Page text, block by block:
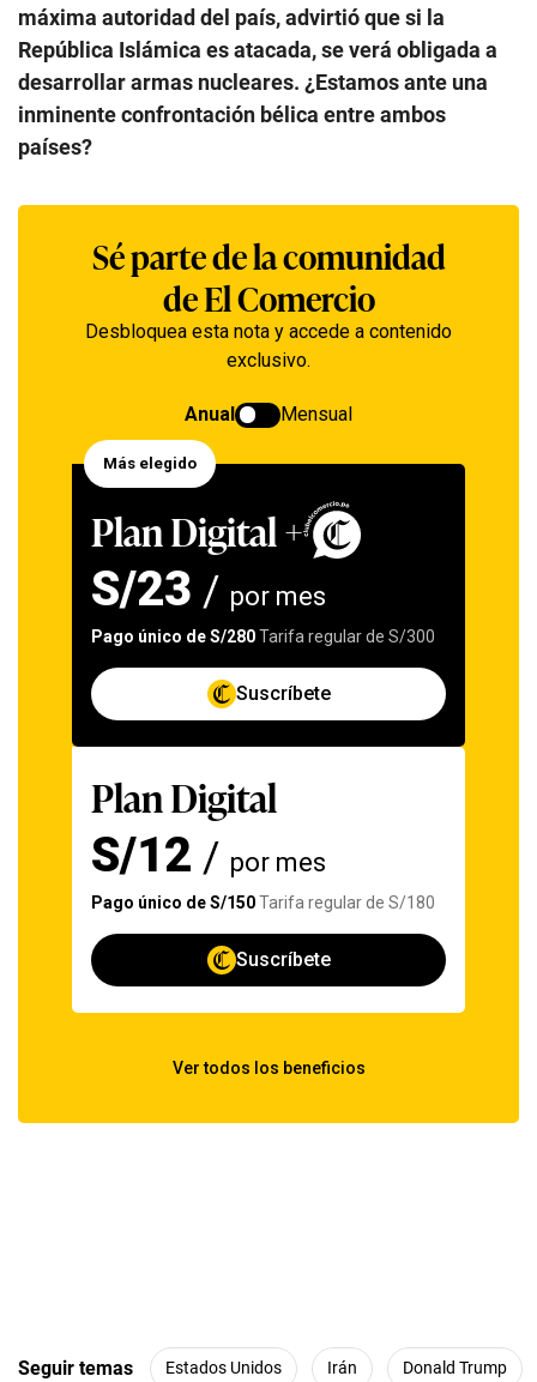
máxima autoridad del país, advirtió que si la
República Islámica es atacada, se verá obligada a
desarrollar armas nucleares. ¿Estamos ante una
inminente confrontación bélica entre ambos
países?
Seguir temas Estados Unidos Irán Donald Trump